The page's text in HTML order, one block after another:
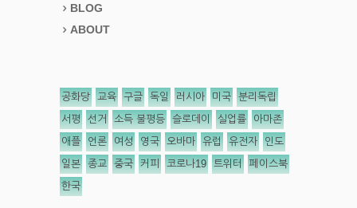
BLOG
ABOUT
공화당 교육 구글 독일 러시아 미국 분리독립
서평 선거 소득 불평등 슬로데이 실업률 아마존
애플 언론 여성 영국 오바마 유럽 유전자 인도
일본 종교 중국 커피 코로나19 트위터 페이스북
한국